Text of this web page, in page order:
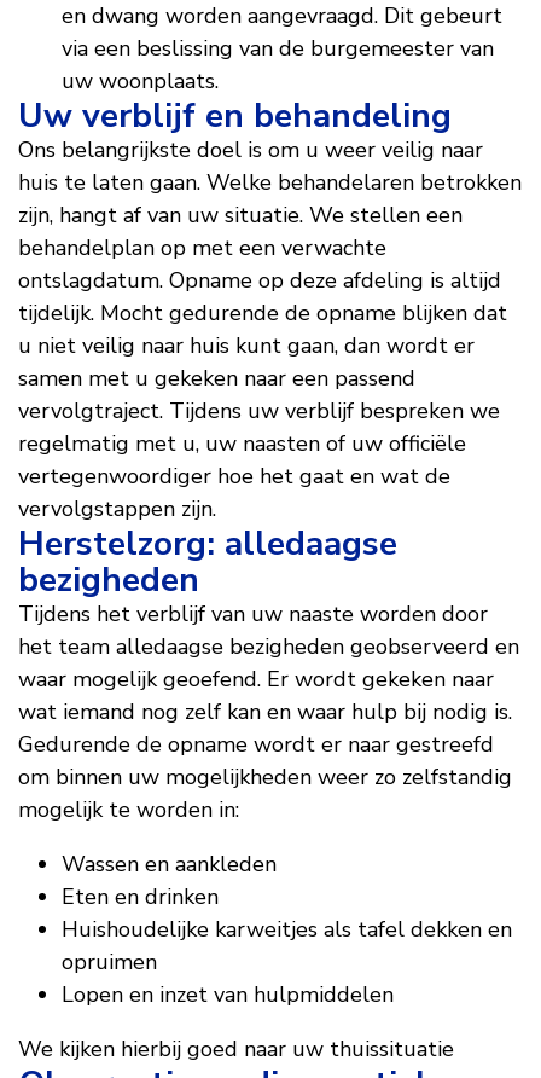
en dwang worden aangevraagd. Dit gebeurt
via een beslissing van de burgemeester van
uw woonplaats.
Uw verblijf en behandeling
Ons belangrijkste doel is om u weer veilig naar
huis te laten gaan. Welke behandelaren betrokken
zijn, hangt af van uw situatie. We stellen een
behandelplan op met een verwachte
ontslagdatum. Opname op deze afdeling is altijd
tijdelijk. Mocht gedurende de opname blijken dat
u niet veilig naar huis kunt gaan, dan wordt er
samen met u gekeken naar een passend
vervolgtraject. Tijdens uw verblijf bespreken we
regelmatig met u, uw naasten of uw officiële
vertegenwoordiger hoe het gaat en wat de
vervolgstappen zijn.
Herstelzorg: alledaagse
bezigheden
Tijdens het verblijf van uw naaste worden door
het team alledaagse bezigheden geobserveerd en
waar mogelijk geoefend. Er wordt gekeken naar
wat iemand nog zelf kan en waar hulp bij nodig is.
Gedurende de opname wordt er naar gestreefd
om binnen uw mogelijkheden weer zo zelfstandig
mogelijk te worden in:
Wassen en aankleden
Eten en drinken
Huishoudelijke karweitjes als tafel dekken en
opruimen
Lopen en inzet van hulpmiddelen
We kijken hierbij goed naar uw thuissituatie